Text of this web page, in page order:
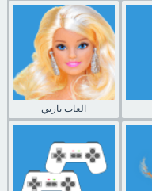
العاب باربي